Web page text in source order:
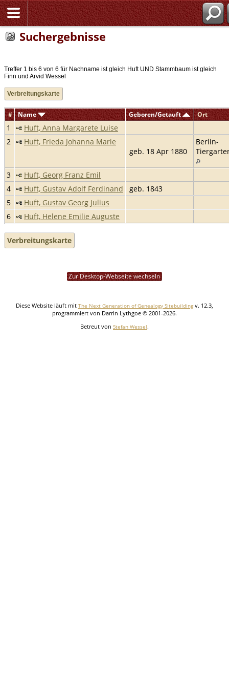
Suchergebnisse
Treffer 1 bis 6 von 6 für Nachname ist gleich Huft UND Stammbaum ist gleich
Finn und Arvid Wessel
Verbreitungskarte
# Name Geboren/Getauft Ort
1
Huft, Anna Margarete Luise
2
Huft, Frieda Johanna Marie
geb. 18 Apr 1880
Berlin-
3
Huft, Georg Franz Emil
4
Huft, Gustav Adolf Ferdinand
geb. 1843
5
Huft, Gustav Georg Julius
6
Huft, Helene Emilie Auguste
Verbreitungskarte
Zur Desktop-Webseite wechseln
Diese Website läuft mit The Next Generation of Genealogy Sitebuilding v. 12.3,
programmiert von Darrin Lythgoe © 2001-2026.
Betreut von Stefan Wessel.